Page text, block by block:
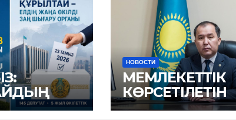
НОВОСТИ
МЕМЛЕКЕТТІК
КӨРСЕТІЛЕТІН
ҚЫЗМЕТТЕР